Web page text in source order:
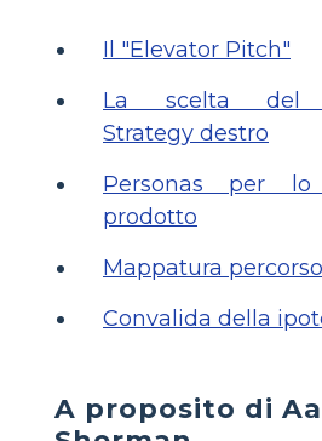
Il "Elevator Pitch"
La scelta del
Strategy destro
Personas per
prodotto
Mappatura
Convalida della
A proposito di